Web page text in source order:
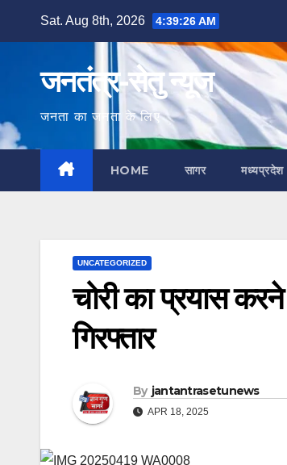
Sat. Aug 8th, 2026 4:39:27 AM
जनतंत्र-सेतु न्यूज
जनता का जनता के लिए
HOME सागर मध्यप्रदेश
UNCATEGORIZED
चोरी का प्रयास करने
गिरफ्तार
By jantantrasetunews
APR 18, 2025